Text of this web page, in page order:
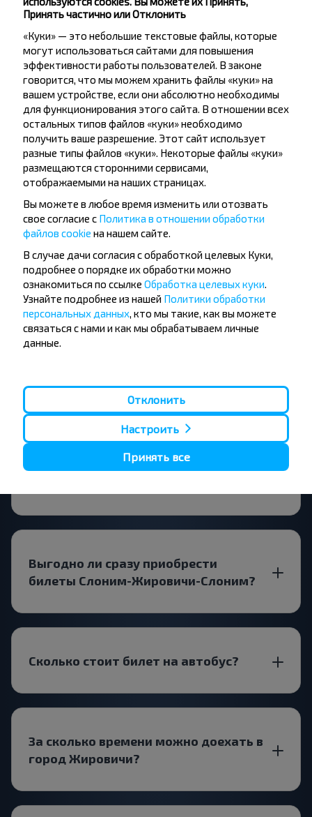
Подписаться
Вопрос - Ответ
Как забронировать билет на
автобус?
Есть ли ограничения на поездки по
направлению Слоним-Жировичи?
билет Слоним-Жировичи?
Выгоднее ехать с пересадкой или
Выгодно ли сразу приобрести
билеты Слоним-Жировичи-Слоним?
Сколько стоит билет на автобус?
За сколько времени можно доехать в
город Жировичи?
Принять частично или Отклонить
«Куки» — это небольшие текстовые файлы, которые
могут использоваться сайтами для повышения
эффективности работы пользователей. В законе
говорится, что мы можем хранить файлы «куки» на
вашем устройстве, если они абсолютно необходимы
для функционирования этого сайта. В отношении всех
остальных типов файлов «куки» необходимо
получить ваше разрешение. Этот сайт использует
разные типы файлов «куки». Некоторые файлы «куки»
размещаются сторонними сервисами,
отображаемыми на наших страницах.
Вы можете в любое время изменить или отозвать
свое согласие с Политика в отношении обработки
файлов cookie на нашем сайте.
В случае дачи согласия с обработкой целевых Куки,
подробнее о порядке их обработки можно
ознакомиться по ссылке Обработка целевых куки.
Узнайте подробнее из нашей Политики обработки
персональных данных, кто мы такие, как вы можете
связаться с нами и как мы обрабатываем личные
данные.
Отклонить
Настроить
Принять все